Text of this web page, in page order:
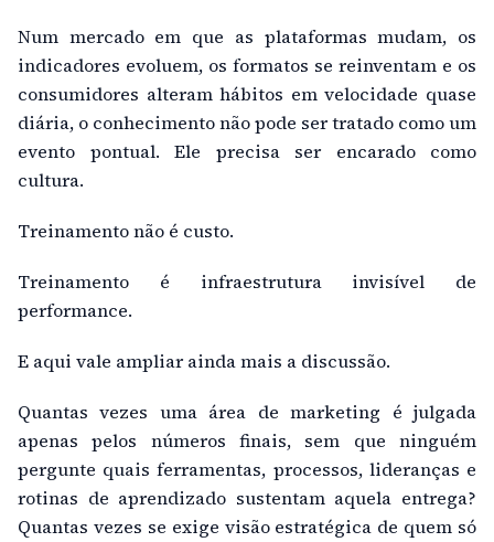
Num mercado em que as plataformas mudam, os
indicadores evoluem, os formatos se reinventam e os
consumidores alteram hábitos em velocidade quase
diária, o conhecimento não pode ser tratado como um
evento pontual. Ele precisa ser encarado como
cultura.
Treinamento não é custo.
Treinamento é infraestrutura invisível de
performance.
E aqui vale ampliar ainda mais a discussão.
Quantas vezes uma área de marketing é julgada
apenas pelos números finais, sem que ninguém
pergunte quais ferramentas, processos, lideranças e
rotinas de aprendizado sustentam aquela entrega?
Quantas vezes se exige visão estratégica de quem só